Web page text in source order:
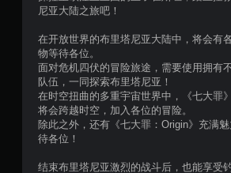
尼亚大陆之旅吧！
在开放世界的布里塔尼亚大陆中，将会有
物等待各位。
面对危机四伏的冒险旅途，需要使用拥有
队伍，一同探索布里塔尼亚！
在时空扭曲的多重宇宙世界中，《七大罪
将会跨越时空，加入各位的冒险。
除此之外，还有《七大罪：Origin》充满
待各位！
结束布里塔尼亚激烈的战斗后，也能享受